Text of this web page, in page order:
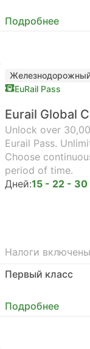
Подробнее
EuRail Pass
Eurail Global
Unlock over
Eurail Pass.
Choose
period of time.
Дней:15 - 22 -
Налоги включены
Первый класс
Подробнее